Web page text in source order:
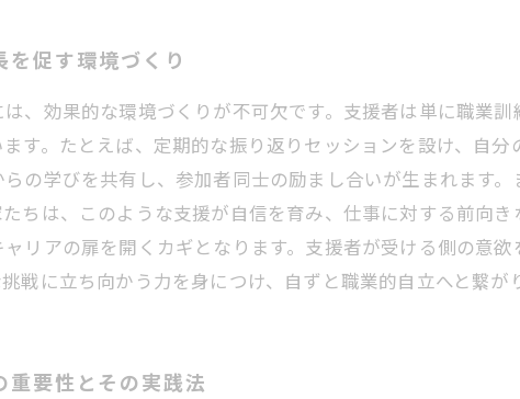
促す環境づくり
、効果的な環境づくりが不可欠です。支援者は単に職業
す。たとえば、定期的な振り返りセッションを設け、自
の学びを共有し、参加者同士の励まし合いが生まれます
ちは、このような支援が自信を育み、仕事に対する前向
リアの扉を開くカギとなります。支援者が受ける側の意
戦に立ち向かう力を身につけ、自ずと職業的自立へと繋が
要性とその実践法